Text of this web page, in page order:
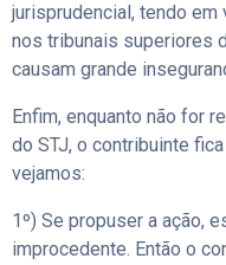
jurisprudencial, tendo
nos tribunais superiores
causam grande
Enfim, enquanto não for
do STJ, o contribuinte
vejamos:
1º) Se propuser a ação,
improcedente. Então o